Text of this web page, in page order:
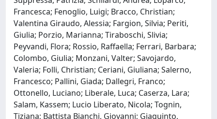
Francesca; Fenoglio, Luigi; Bracco, Christian;
Valentina Giraudo, Alessia; Fargion, Silvia; Periti,
Giulia; Porzio, Marianna; Tiraboschi, Slivia;
Peyvandi, Flora; Rossio, Raffaella; Ferrari, Barbara;
Colombo, Giulia; Monzani, Valter; Savojardo,
Valeria; Folli, Christian; Ceriani, Giuliana; Salerno,
Francesco; Pallini, Giada; Dallegri, Franco;
Ottonello, Luciano; Liberale, Luca; Caserza, Lara;
Salam, Kassem; Lucio Liberato, Nicola; Tognin,
Tiziana; Battista Bianchi, Giovanni; Giaquinto,